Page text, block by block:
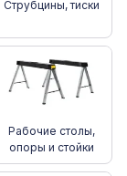
Струбцины, тиски
Рабочие столы,
опоры и стойки